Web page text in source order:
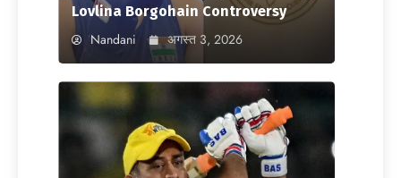
Lovlina Borgohain Controversy
Nandani अगस्त 3, 2026